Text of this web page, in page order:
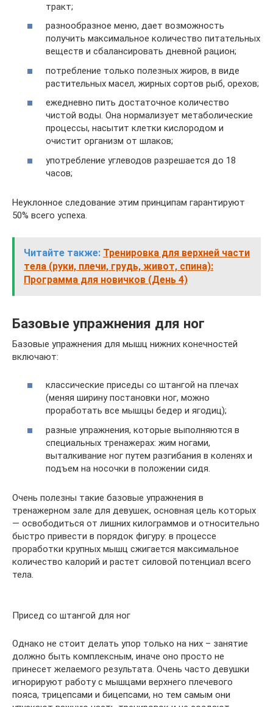
тракт;
разнообразное меню, дает возможность
получить максимальное количество питательных
веществ и сбалансировать дневной рацион;
потребление только полезных жиров, в виде
растительных масел, жирных сортов рыб, орехов;
ежедневно пить достаточное количество
чистой воды. Она нормализует метаболические
процессы, насытит клетки кислородом и
очистит организм от шлаков;
употребление углеводов разрешается до 18
часов;
Неуклонное следование этим принципам гарантируют
50% всего успеха.
Читайте также: Тренировка для верхней части
тела (руки, плечи, грудь, живот, спина):
Программа для новичков (День 4)
Базовые упражнения для ног
Базовые упражнения для мышц нижних конечностей
включают:
классические приседы со штангой на плечах
(меняя ширину постановки ног, можно
проработать все мышцы бедер и ягодиц);
разные упражнения, которые выполняются в
специальных тренажерах: жим ногами,
выталкивание ног путем разгибания в коленях и
подъем на носочки в положении сидя.
Очень полезны такие базовые упражнения в
тренажерном зале для девушек, основная цель которых
— освободиться от лишних килограммов и относительно
быстро привести в порядок фигуру: в процессе
проработки крупных мышц сжигается максимальное
количество калорий и растет силовой потенциал всего
тела.
Присед со штангой для ног
Однако не стоит делать упор только на них – занятие
должно быть комплексным, иначе оно просто не
принесет желаемого результата. Очень часто девушки
игнорируют работу с мышцами верхнего плечевого
пояса, трицепсами и бицепсами, но тем самым они